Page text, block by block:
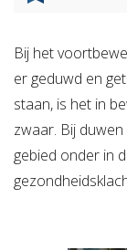
Bij het
er geduwd en
staan, is het in
zwaar. Bij
gebied onder in